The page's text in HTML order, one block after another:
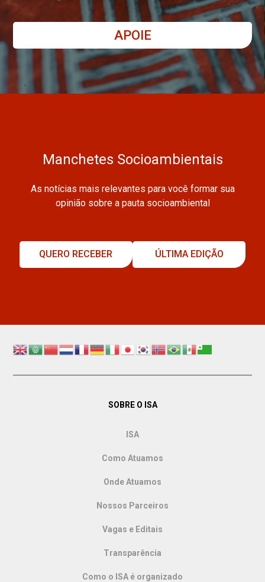
APOIE
Manchetes Socioambientais
As notícias mais relevantes para você formar sua
opinião sobre a pauta socioambiental
QUERO RECEBER ÚLTIMA EDIÇÃO
SOBRE O ISA
ISA
Como Atuamos
Onde Atuamos
Nossos Parceiros
Vagas e Editais
Transparência
Como o ISA é organizado